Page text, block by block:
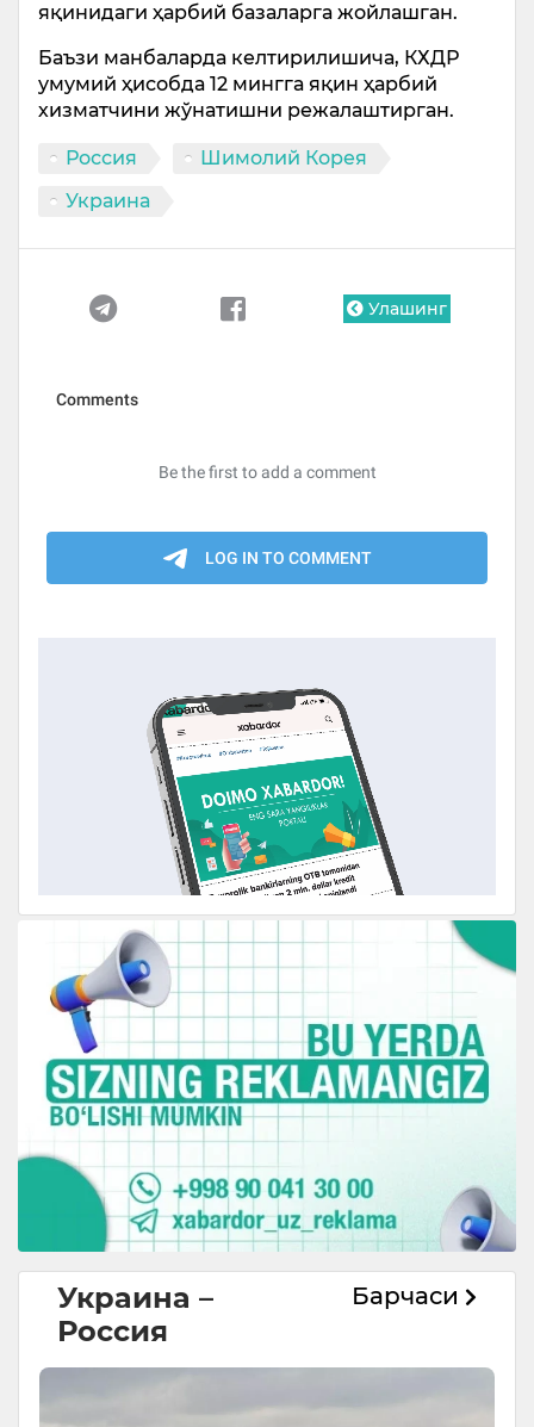
яқинидаги ҳарбий базаларга жойлашган.
Баъзи манбаларда келтирилишича, КХДР
умумий ҳисобда 12 мингга яқин ҳарбий
хизматчини жўнатишни режалаштирган.
Россия
Шимолий Корея
Украина
Улашинг
Украина –
Россия
Барчаси